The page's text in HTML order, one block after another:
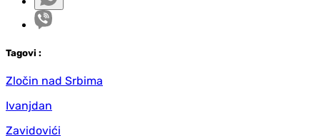
Tagovi :
Zločin nad Srbima
Ivanjdan
Zavidovići